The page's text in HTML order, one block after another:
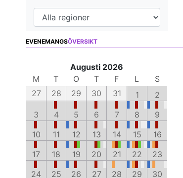
EVENEMANGSÖVERSIKT
Augusti 2026
M
T O T F L
S
27
28 29 30 31 1
2
3
4 5 6 7 8
9
10
11 12 13 14 15
16
17
18 19 20 21 22
23
24
25 26 27 28 29 30